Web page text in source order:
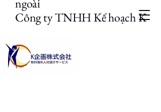
ngoài
Công ty TNHH Kế hoạch K